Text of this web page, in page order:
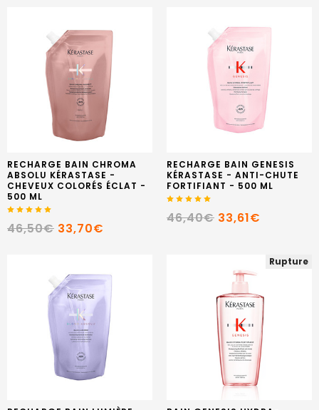
RECHARGE BAIN CHROMA
ABSOLU KÉRASTASE -
CHEVEUX COLORÉS ÉCLAT -
500 ML
46,50€ 33,70€
RECHARGE BAIN GENESIS
KÉRASTASE - ANTI-CHUTE
FORTIFIANT - 500 ML
46,40€ 33,61€
Rupture